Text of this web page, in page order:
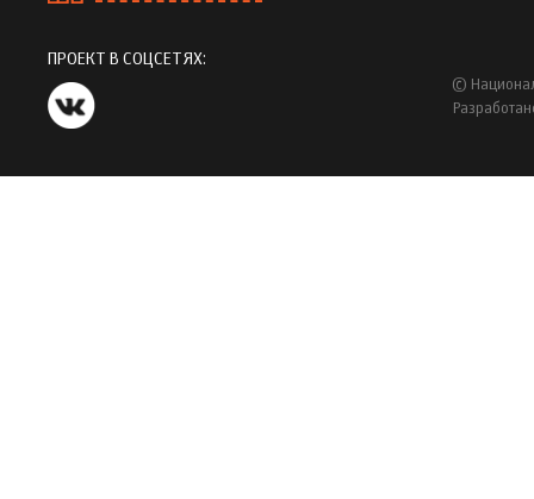
ПРОЕКТ В СОЦСЕТЯХ:
©